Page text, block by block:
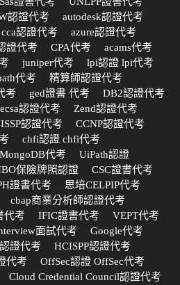
認證代考
autodesk認證代考
cca認證代考
azure認證代考
證代考 CPA代考
acams代考
juniper代考
lpi認證 lpi代考
代考
精算師認證代考
考
ged證書 代考
DB2認證代考
ecsa認證代考
Zend認證代考
認證代考
CCNP認證代考
chfi認證 chfi代考
代考
UiPath認證
保險牌照認證
CSC證書代考
證書代考
思培CELPIP代考
cbap商業分析師認證代考
代考
IFIC證書代考
VEPT代考
面試代考
Google代考
證代考
HCISPP認證代考
代考
OffSec認證 OffSec代考
Cloud Credential Council認證代考